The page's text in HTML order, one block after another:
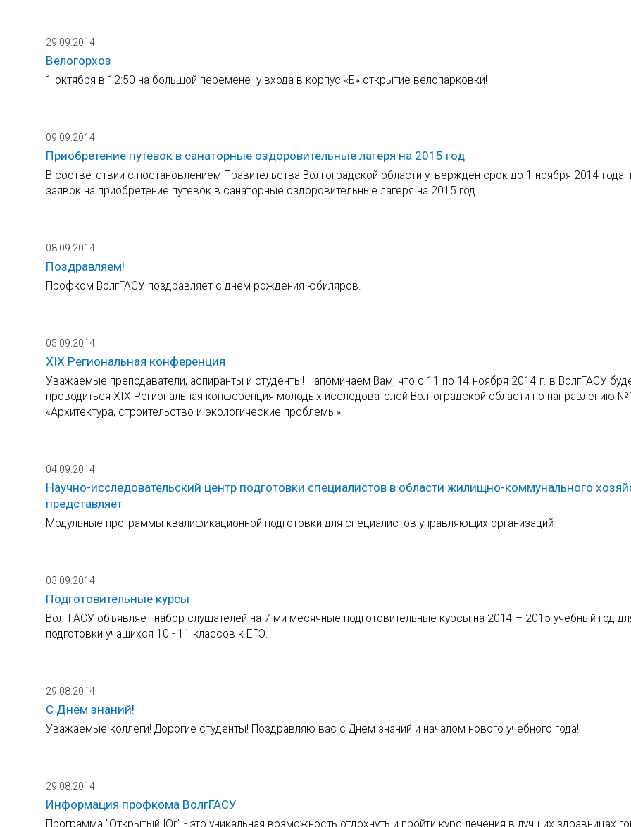
29.09.2014
Велогорхоз
1 октября в 12:50 на большой перемене у входа в корпус «Б» открытие велопарковки!
09.09.2014
Приобретение путевок в санаторные оздоровительные лагеря на 2015 год
В соответствии с постановлением Правительства Волгоградской области утвержден срок до 1 ноября 2014 года
заявок на приобретение путевок в санаторные оздоровительные лагеря на 2015 год.
08.09.2014
Поздравляем!
Профком ВолгГАСУ поздравляет с днем рождения юбиляров.
05.09.2014
XIХ Региональная конференция
Уважаемые преподаватели, аспиранты и студенты! Напоминаем Вам, что с 11 по 14 ноября 2014 г. в ВолгГАСУ
проводиться XIХ Региональная конференция молодых исследователей Волгоградской области по направлению
«Архитектура, строительство и экологические проблемы».
04.09.2014
Научно-исследовательский центр подготовки специалистов в области жилищно-коммунального
представляет
Модульные программы квалификационной подготовки для специалистов управляющих организаций
03.09.2014
Подготовительные курсы
ВолгГАСУ объявляет набор слушателей на 7-ми месячные подготовительные курсы на 2014 – 2015 учебный год
подготовки учащихся 10 - 11 классов к ЕГЭ.
29.08.2014
С Днем знаний!
Уважаемые коллеги! Дорогие студенты! Поздравляю вас с Днем знаний и началом нового учебного года!
29.08.2014
Информация профкома ВолгГАСУ
Программа "Открытый Юг" - это уникальная возможность отдохнуть и пройти курс лечения в лучших здравницах